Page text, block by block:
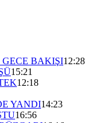
BAKIŞI12:28
15:21
12:18
YANDI14:23
16:56